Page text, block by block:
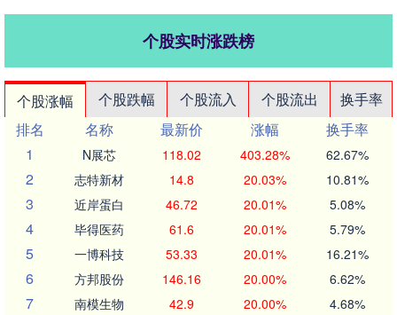
个股实时涨跌榜
个股涨幅 个股跌幅 个股流入 个股流出
换手率
排名
名称 最新价 涨幅
换手率
1
N展芯 118.02 403.28% 62.67%
2 志特新材 14.8 20.03% 10.81%
3 近岸蛋白 46.72 20.01% 5.08%
4 毕得医药 61.6 20.01% 5.79%
5 一博科技 53.33 20.01% 16.21%
6 方邦股份 146.16 20.00% 6.62%
7 南模生物 42.9 20.00% 4.68%